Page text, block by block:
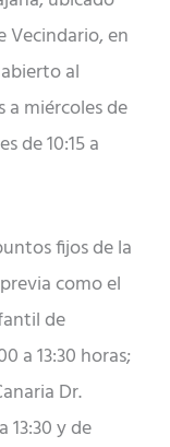
Vecindario, en
al
miércoles de
de 10:15 a
fijos de la
como el
de
a 13:30 horas;
Dr.
13:30 y de